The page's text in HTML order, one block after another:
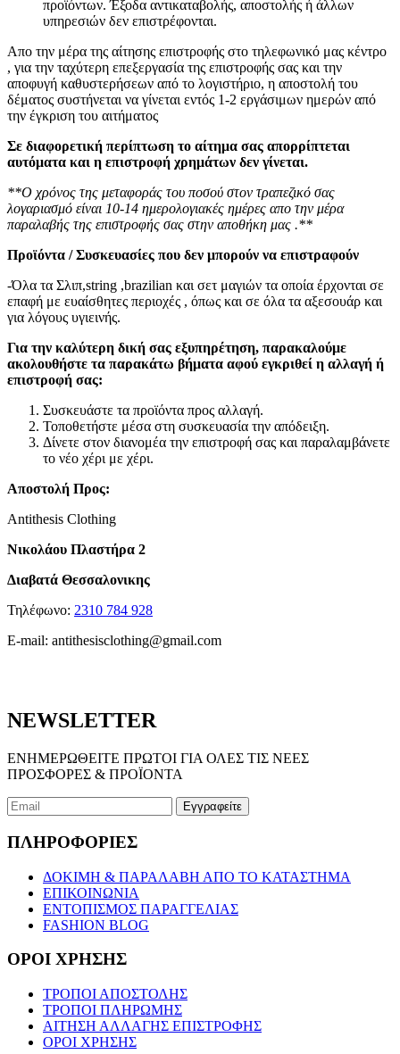
προϊόντων. Έξοδα αντικαταβολής, αποστολής ή άλλων
υπηρεσιών δεν επιστρέφονται.
Απο την μέρα της αίτησης επιστροφής στο τηλεφωνικό μας κέντρο
, για την ταχύτερη επεξεργασία της επιστροφής σας και την
αποφυγή καθυστερήσεων από το λογιστήριο, η αποστολή του
δέματος συστήνεται να γίνεται εντός 1-2 εργάσιμων ημερών από
την έγκριση του αιτήματος
Σε διαφορετική περίπτωση το αίτημα σας απορρίπτεται
αυτόματα και η επιστροφή χρημάτων δεν γίνεται.
**Ο χρόνος της μεταφοράς του ποσού στον τραπεζικό σας
λογαριασμό είναι 10-14 ημερολογιακές ημέρες απο την μέρα
παραλαβής της επιστροφής σας στην αποθήκη μας .**
Προϊόντα / Συσκευασίες που δεν μπορούν να επιστραφούν
-Όλα τα Σλιπ,string ,brazilian και σετ μαγιών τα οποία έρχονται σε
επαφή με ευαίσθητες περιοχές , όπως και σε όλα τα αξεσουάρ και
για λόγους υγιεινής.
Για την καλύτερη δική σας εξυπηρέτηση, παρακαλούμε
ακολουθήστε τα παρακάτω βήματα αφού εγκριθεί η αλλαγή ή
επιστροφή σας:
Συσκευάστε τα προϊόντα προς αλλαγή.
Τοποθετήστε μέσα στη συσκευασία την απόδειξη.
Δίνετε στον διανομέα την επιστροφή σας και παραλαμβάνετε
το νέο χέρι με χέρι.
Αποστολή Προς:
Antithesis Clothing
Νικολάου Πλαστήρα 2
Διαβατά Θεσσαλονικης
Τηλέφωνο: 2310 784 928
E-mail: antithesisclothing@gmail.com
NEWSLETTER
ΕΝΗΜΕΡΩΘΕΙΤΕ ΠΡΩΤΟΙ ΓΙΑ ΟΛΕΣ ΤΙΣ ΝΕΕΣ
ΠΡΟΣΦΟΡΕΣ & ΠΡΟΪΟΝΤΑ
ΠΛΗΡΟΦΟΡΙΕΣ
ΔΟΚΙΜΗ & ΠΑΡΑΛΑΒΗ ΑΠΟ ΤΟ ΚΑΤΑΣΤΗΜΑ
ΕΠΙΚΟΙΝΩΝΙΑ
ΕΝΤΟΠΙΣΜΟΣ ΠΑΡΑΓΓΕΛΙΑΣ
FASHION BLOG
ΟΡΟΙ ΧΡΗΣΗΣ
ΤΡΟΠΟΙ ΑΠΟΣΤΟΛΗΣ
ΤΡΟΠΟΙ ΠΛΗΡΩΜΗΣ
ΑΙΤΗΣΗ ΑΛΛΑΓΗΣ ΕΠΙΣΤΡΟΦΗΣ
ΟΡΟΙ ΧΡΗΣΗΣ